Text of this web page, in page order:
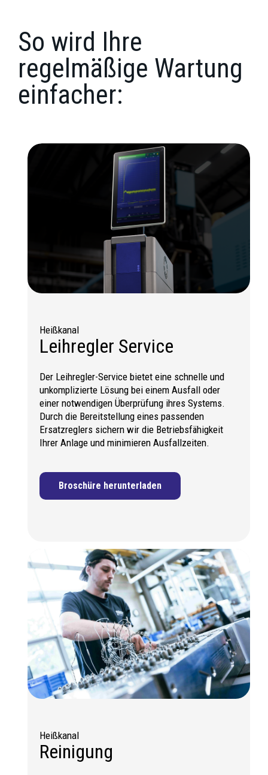
So wird Ihre
regelmäßige Wartung
einfacher:
Heißkanal
Leihregler Service
Der Leihregler-Service bietet eine schnelle und
unkomplizierte Lösung bei einem Ausfall oder
einer notwendigen Überprüfung ihres Systems.
Durch die Bereitstellung eines passenden
Ersatzreglers sichern wir die Betriebsfähigkeit
Ihrer Anlage und minimieren Ausfallzeiten.
Broschüre herunterladen
Heißkanal
Reinigung